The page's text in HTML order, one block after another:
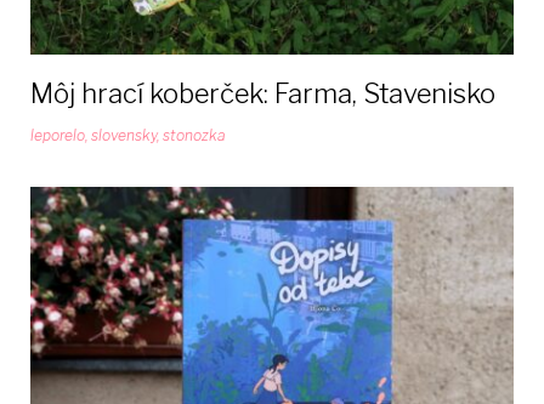
Môj hrací koberček: Farma, Stavenisko
leporelo, slovensky, stonozka